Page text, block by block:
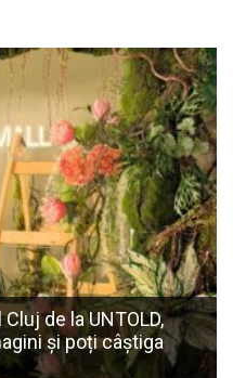
de la UNTOLD,
și poți câștiga